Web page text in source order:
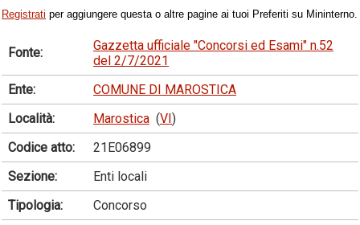
Registrati per aggiungere questa o altre pagine ai tuoi Preferiti su Mininterno.
Fonte:
Gazzetta ufficiale "Concorsi ed Esami" n.52
del 2/7/2021
Ente:
COMUNE DI MAROSTICA
Località:
Marostica (VI)
Codice atto:
21E06899
Sezione:
Enti locali
Tipologia:
Concorso